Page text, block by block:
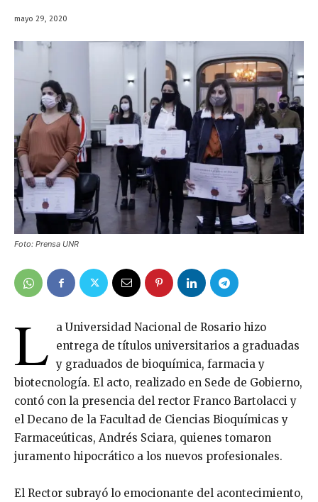
mayo 29, 2020
Foto: Prensa UNR
L
a Universidad Nacional de Rosario hizo
entrega de títulos universitarios a graduadas
y graduados de bioquímica, farmacia y
biotecnología. El acto, realizado en Sede de Gobierno,
contó con la presencia del rector Franco Bartolacci y
el Decano de la Facultad de Ciencias Bioquímicas y
Farmaceúticas, Andrés Sciara, quienes tomaron
juramento hipocrático a los nuevos profesionales.
El Rector subrayó lo emocionante del acontecimiento,